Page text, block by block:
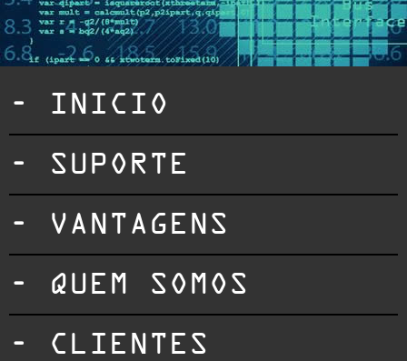
- INICIO
- SUPORTE
- VANTAGENS
- QUEM SOMOS
- CLIENTES